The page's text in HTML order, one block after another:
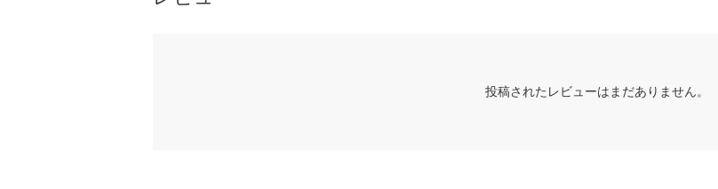
投稿されたレビューはまだありません。